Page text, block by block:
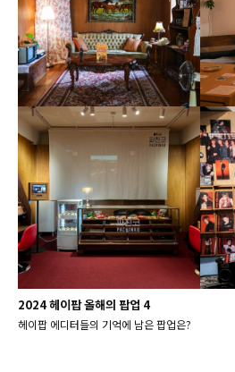
2024 헤이팝 올해의 팝업 4
헤이팝 에디터들의 기억에 남은 팝업은?